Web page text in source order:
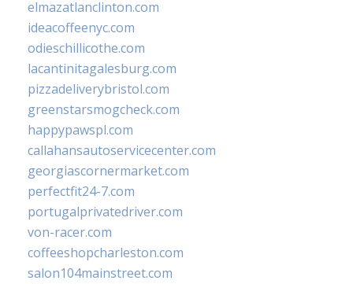
elmazatlanclinton.com
ideacoffeenyc.com
odieschillicothe.com
lacantinitagalesburg.com
pizzadeliverybristol.com
greenstarsmogcheck.com
happypawspl.com
callahansautoservicecenter.com
georgiascornermarket.com
perfectfit24-7.com
portugalprivatedriver.com
von-racer.com
coffeeshopcharleston.com
salon104mainstreet.com